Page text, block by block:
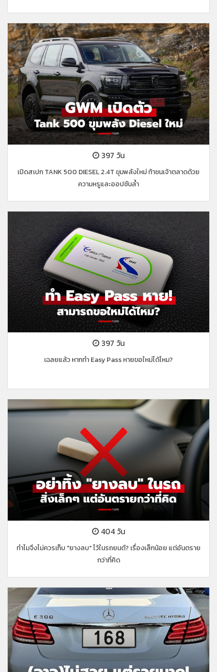
397 วัน
เปิดสเปก TANK 500 DIESEL 2.4T ขุมพลังใหม่ ท้าชนเจ้าตลาดด้วย
ความหรูและออปชันล้ำ
397 วัน
เฉลยแล้ว หากทำ Easy Pass หายขอใหม่ได้ไหม?
404 วัน
ทำไมจึงไม่ควรเก็บ "ยางลบ" ไว้ในรถยนต์? เรื่องเล็กน้อย แต่อันตราย
กว่าที่คิด